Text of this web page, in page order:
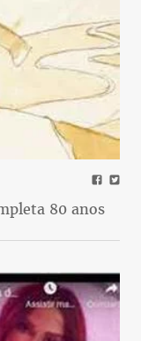
80 anos